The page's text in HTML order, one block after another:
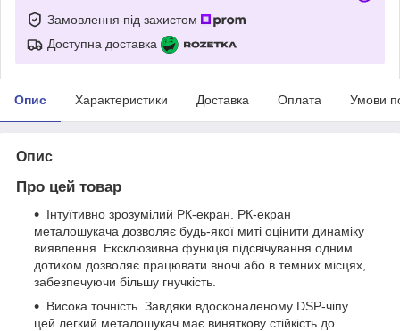
Замовлення під захистом
Доступна доставка
Опис Характеристики Доставка Оплата Умови
Опис
Про цей товар
Інтуїтивно зрозумілий РК-екран. РК-екран
металошукача дозволяє будь-якої миті оцінити динаміку
виявлення. Ексклюзивна функція підсвічування одним
дотиком дозволяє працювати вночі або в темних місцях,
забезпечуючи більшу гнучкість.
Висока точність. Завдяки вдосконаленому DSP-чіпу
цей легкий металошукач має виняткову стійкість до